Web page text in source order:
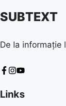
SUBTEXT
De la informație
Links